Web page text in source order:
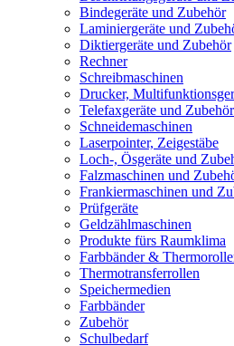
Bindegeräte und Zubehör
Laminiergeräte und
Diktiergeräte und Zubehör
Rechner
Schreibmaschinen
Drucker,
Telefaxgeräte und Zubehör
Schneidemaschinen
Laserpointer, Zeigestäbe
Loch-, Ösgeräte und
Falzmaschinen und
Frankiermaschinen und
Prüfgeräte
Geldzählmaschinen
Produkte fürs Raumklima
Farbbänder &
Thermotransferrollen
Speichermedien
Farbbänder
Zubehör
Schulbedarf